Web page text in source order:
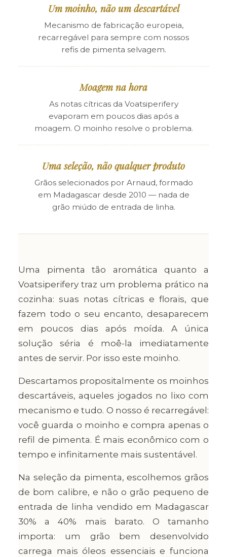
Um moinho, não um descartável
Mecanismo de fabricação europeia,
recarregável para sempre com nossos
refis de pimenta selvagem.
Moagem na hora
As notas cítricas da Voatsiperifery
evaporam em poucos dias após a
moagem. O moinho resolve o problema.
Uma seleção, não qualquer produto
Grãos selecionados por Arnaud, formado
em Madagascar desde 2010 — nada de
grão miúdo de entrada de linha.
Uma pimenta tão aromática quanto a
Voatsiperifery traz um problema prático na
cozinha: suas notas cítricas e florais, que
fazem todo o seu encanto, desaparecem
em poucos dias após moída. A única
solução séria é moê-la imediatamente
antes de servir. Por isso este moinho.
Descartamos propositalmente os moinhos
descartáveis, aqueles jogados no lixo com
mecanismo e tudo. O nosso é recarregável:
você guarda o moinho e compra apenas o
refil de pimenta. É mais econômico com o
tempo e infinitamente mais sustentável.
Na seleção da pimenta, escolhemos grãos
de bom calibre, e não o grão pequeno de
entrada de linha vendido em Madagascar
30% a 40% mais barato. O tamanho
importa: um grão bem desenvolvido
carrega mais óleos essenciais e funciona